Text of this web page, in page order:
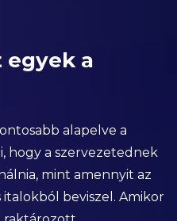
egyek a
alapelve a
hogy a szervezetednek
mint amennyit az
beviszel. Amikor